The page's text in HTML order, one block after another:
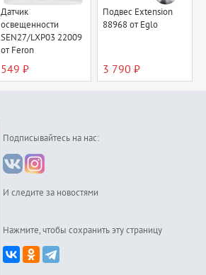
Датчик
освещенности
SEN27/LXР03 22009
от Feron
549 ₽
Подвес Extension
88968 от Eglo
3 790 ₽
Подписывайтесь на нас:
И следите за новостями
Нажмите, чтобы сохранить эту страницу